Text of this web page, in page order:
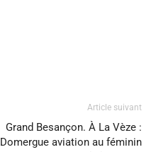
Article suivant
Grand Besançon. À La Vèze :
Domergue aviation au féminin